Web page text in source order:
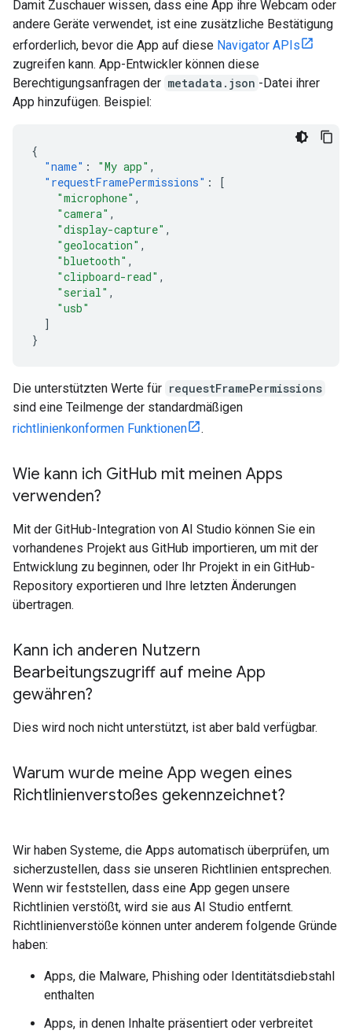
Damit Zuschauer wissen, dass eine App ihre Webcam oder
andere Geräte verwendet, ist eine zusätzliche Bestätigung
erforderlich, bevor die App auf diese Navigator APIs
zugreifen kann. App-Entwickler können diese
Berechtigungsanfragen der metadata.json -Datei ihrer
App hinzufügen. Beispiel:
{
"name" : "My app" ,
"requestFramePermissions" :
[
"microphone" ,
"camera" ,
"display-capture" ,
"geolocation" ,
"bluetooth" ,
"clipboard-read" ,
"serial" ,
"usb"
]
}
Die unterstützten Werte für requestFramePermissions
sind eine Teilmenge der standardmäßigen
richtlinienkonformen Funktionen
.
Wie kann ich GitHub mit meinen Apps
verwenden?
Mit der GitHub-Integration von AI Studio können Sie ein
vorhandenes Projekt aus GitHub importieren, um mit der
Entwicklung zu beginnen, oder Ihr Projekt in ein GitHub-
Repository exportieren und Ihre letzten Änderungen
übertragen.
Kann ich anderen Nutzern
Bearbeitungszugriff auf meine App
gewähren?
Dies wird noch nicht unterstützt, ist aber bald verfügbar.
Warum wurde meine App wegen eines
Richtlinienverstoßes gekennzeichnet?
Wir haben Systeme, die Apps automatisch überprüfen, um
sicherzustellen, dass sie unseren Richtlinien entsprechen.
Wenn wir feststellen, dass eine App gegen unsere
Richtlinien verstößt, wird sie aus AI Studio entfernt.
Richtlinienverstöße können unter anderem folgende Gründe
haben:
Apps, die Malware, Phishing oder Identitätsdiebstahl
enthalten
Apps, in denen Inhalte präsentiert oder verbreitet